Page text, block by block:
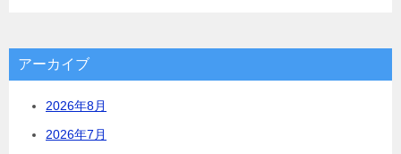
アーカイブ
2026年8月
2026年7月